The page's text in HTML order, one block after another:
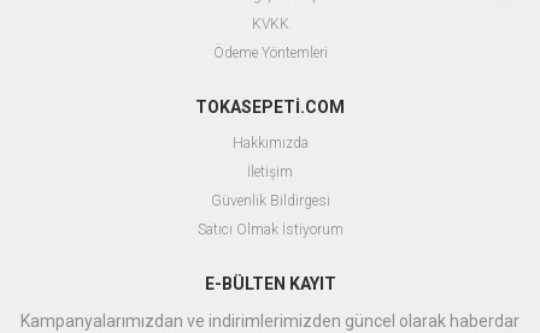
KVKK
Ödeme Yöntemleri
TOKASEPETİ.COM
Hakkımızda
İletişim
Güvenlik Bildirgesi
Satıcı Olmak İstiyorum
E-BÜLTEN KAYIT
Kampanyalarımızdan ve indirimlerimizden güncel olarak haberdar